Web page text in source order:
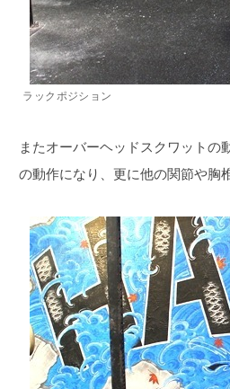
ラックポジション
またオーバーヘッドスクワット
の動作になり、更に他の関節や胸